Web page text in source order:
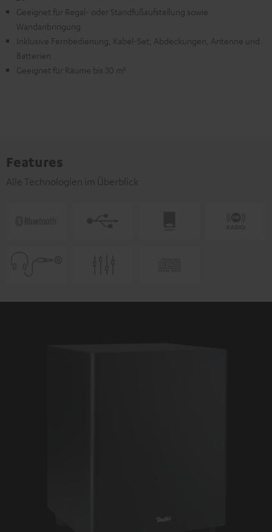
Geeignet für Regal- oder Standfußaufstellung sowie
Wandanbringung
Inklusive Fernbedienung, Kabel-Set, Abdeckungen, Antenne und
Batterien
Geeignet für Räume bis 30 m²
Features
Alle Technologien im Überblick